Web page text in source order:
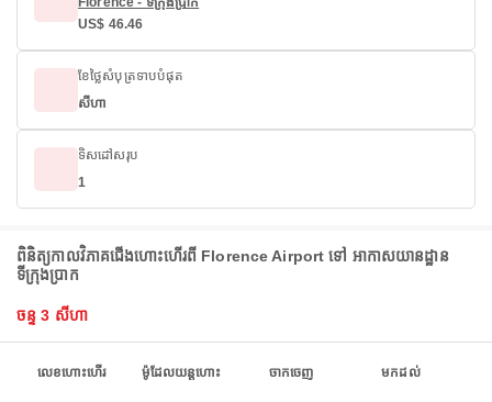
US$ 46.46
ខែថ្លៃសំបុត្រទាបបំផុត
សីហា
ទិសដៅសរុប
1
ពិនិត្យកាលវិភាគជើងហោះហើរពី Florence Airport ទៅ អាកាសយានដ្ឋាន
ទីក្រុងប្រាក
ចន្ទ 3 សីហា
លេខហោះហើរ ម៉ូដែលយន្តហោះ ចាកចេញ មកដល់